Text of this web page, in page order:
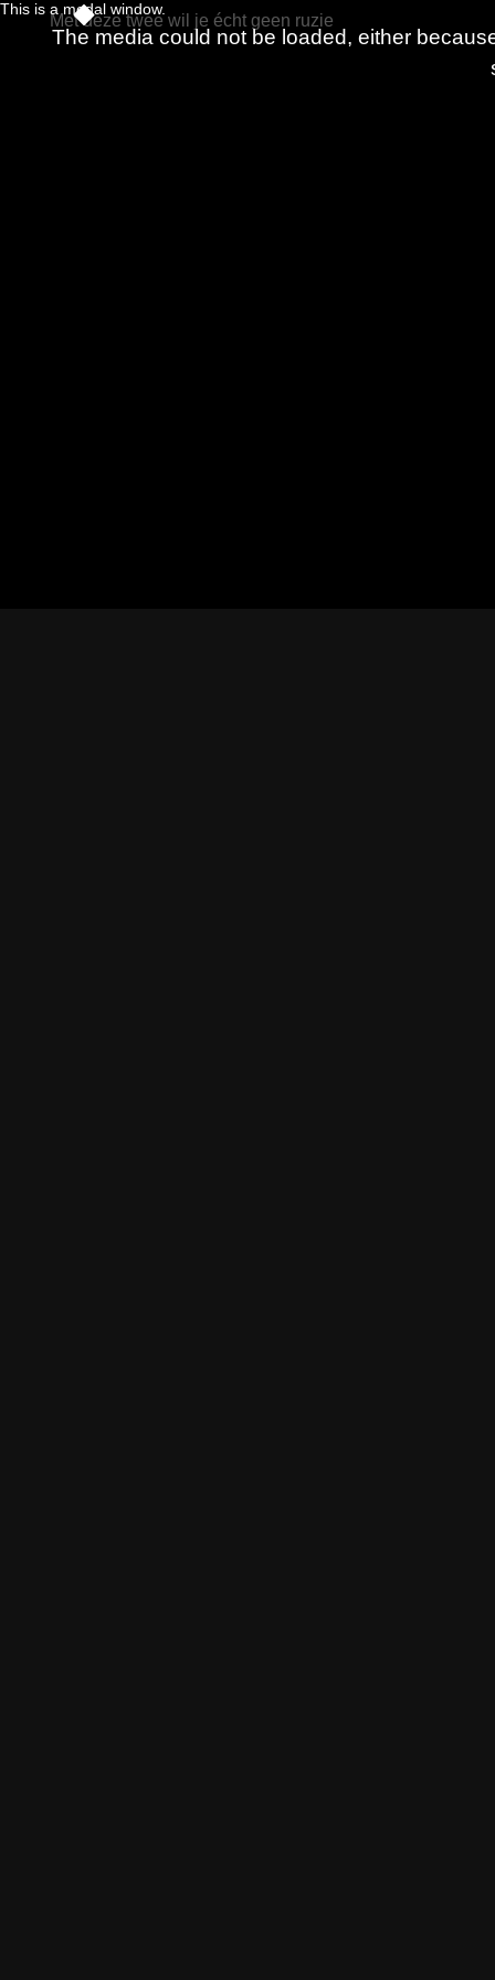
This is a modal window.
The media could not be loaded, either
Met deze twee wil je écht geen ruzie